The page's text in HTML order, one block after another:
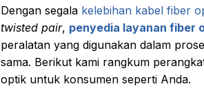
Dengan segala kelebihan kabel fiber
twisted pair, penyedia layanan fiber
peralatan yang digunakan dalam
sama. Berikut kami rangkum
optik untuk konsumen seperti Anda.